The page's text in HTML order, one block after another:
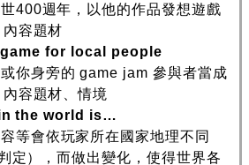
400週年，以他的作品發想遊戲
容題材
for local people
你身旁的 game jam 參與者當成
容題材、情境
the world is…
等會依玩家所在國家地理不同
定），而做出變化，使得世界各